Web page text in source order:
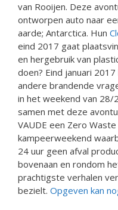
van Rooijen. Deze
ontworpen auto naar
aarde; Antarctica. Hun
eind 2017 gaat
en hergebruik van
doen? Eind januari
andere brandende
in het weekend van 28/
samen met deze
VAUDE een Zero
kampeerweekend
24 uur geen afval
bovenaan en rondom
prachtigste verhalen
bezielt. Opgeven kan